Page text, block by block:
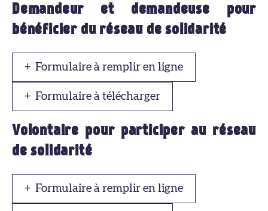
Demandeur et demandeuse pour
bénéficier du réseau de solidarité
Formulaire à remplir en ligne
Formulaire à télécharger
Volontaire pour participer au réseau
de solidarité
Formulaire à remplir en ligne